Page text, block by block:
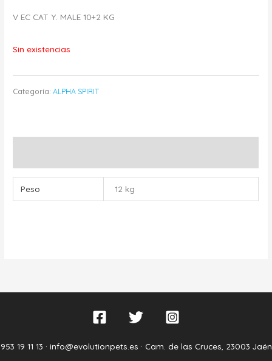
V EC CAT Y. MALE 10+2 KG
Sin existencias
Categoría:ALPHA SPIRIT
Peso 12 kg
953 19 11 13 · info@evolutionpets.es · Cam. de las Cruces, 23003 Jaén